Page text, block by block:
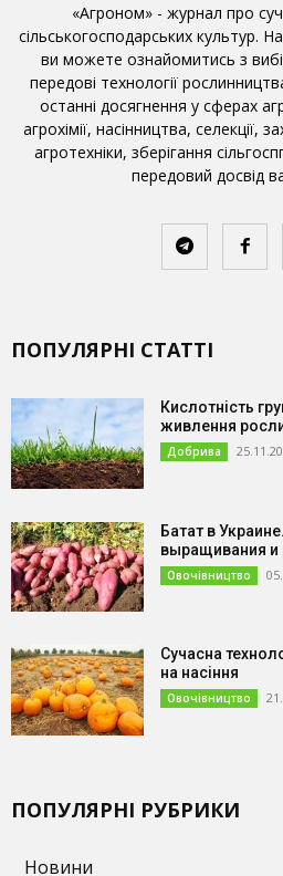
«Агроном» - журнал про
сільськогосподарських культур.
ви можете ознайомитись з
передові технології
останні досягнення у сферах
агрохімії, насінництва, селекції,
агротехніки, зберігання
передовий досвід
ПОПУЛЯРНІ СТАТТІ
Кислотність
живлення
Добрива
Батат в
выращивания и
Овочівництво
Сучасна
на насіння
Овочівництво
ПОПУЛЯРНІ РУБРИКИ
Новини